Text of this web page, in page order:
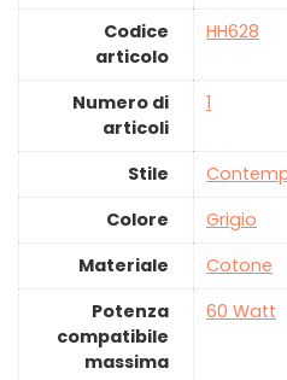
Codice
articolo
‎HH628
Numero di
articoli
‎1
Stile
Colore
‎Grigio
Materiale
‎Cotone
Potenza
compatibile
massima
‎60 Watt